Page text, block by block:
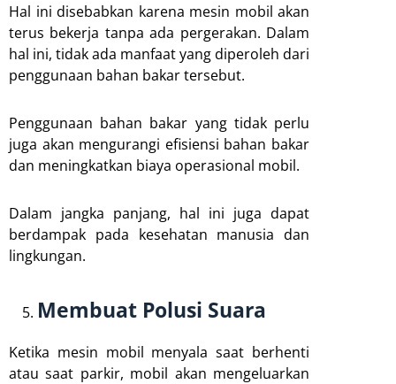
Hal ini disebabkan karena mesin mobil akan
terus bekerja tanpa ada pergerakan. Dalam
hal ini, tidak ada manfaat yang diperoleh dari
penggunaan bahan bakar tersebut.
Penggunaan bahan bakar yang tidak perlu
juga akan mengurangi efisiensi bahan bakar
dan meningkatkan biaya operasional mobil.
Dalam jangka panjang, hal ini juga dapat
berdampak pada kesehatan manusia dan
lingkungan.
Membuat Polusi Suara
Ketika mesin mobil menyala saat berhenti
atau saat parkir, mobil akan mengeluarkan